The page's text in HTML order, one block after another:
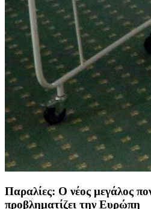
Παραλίες: Ο νέος μεγάλος
προβληματίζει την Ευρώπη